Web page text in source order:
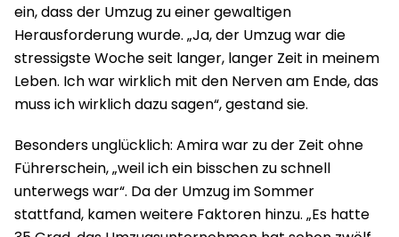
ein, dass der Umzug zu einer gewaltigen
Herausforderung wurde. „Ja, der Umzug war die
stressigste Woche seit langer, langer Zeit in meinem
Leben. Ich war wirklich mit den Nerven am Ende, das
muss ich wirklich dazu sagen“, gestand sie.
Besonders unglücklich: Amira war zu der Zeit ohne
Führerschein, „weil ich ein bisschen zu schnell
unterwegs war“. Da der Umzug im Sommer
stattfand, kamen weitere Faktoren hinzu. „Es hatte